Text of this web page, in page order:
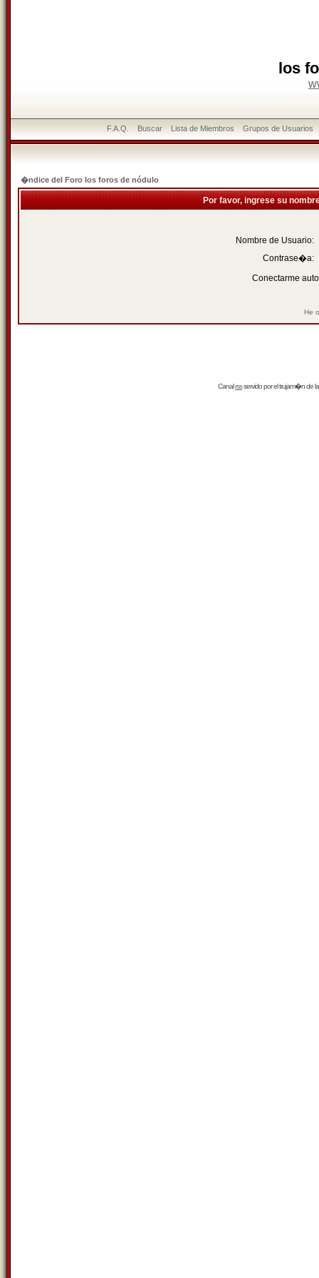
los
F.A.Q. Buscar Lista de Miembros Grupos de Usuarios
�ndice del Foro los foros de nódulo
Por favor, ingrese su
Nombre de Usuario:
Contrase�a:
Conectarme
He
Canalrssservido por eltrujam�nde